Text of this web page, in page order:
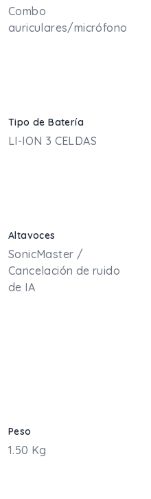
Combo
auriculares/micrófono
Tipo de Batería
LI-ION 3 CELDAS
Altavoces
SonicMaster /
Cancelación de ruido
de IA
Peso
1.50 Kg